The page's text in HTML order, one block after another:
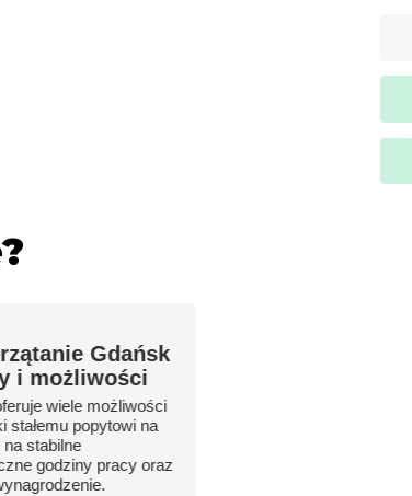
Gdańsk
i możliwości️
wiele możliwości
stałemu popytowi na
na stabilne
godziny pracy oraz